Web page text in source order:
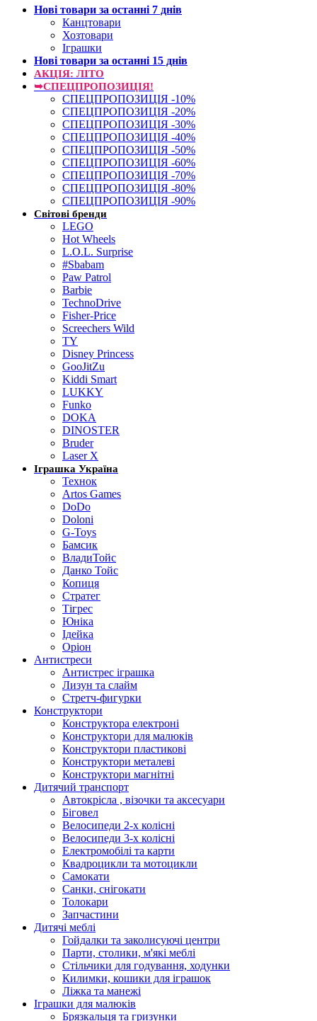
Нові товари за останнi 7 днiв
Канцтовари
Хозтовари
Іграшки
Нові товари за останнi 15 днiв
АКЦІЯ: ЛІТО
➥СПЕЦПРОПОЗИЦІЯ!
СПЕЦПРОПОЗИЦІЯ -10%
СПЕЦПРОПОЗИЦІЯ -20%
СПЕЦПРОПОЗИЦІЯ -30%
СПЕЦПРОПОЗИЦІЯ -40%
СПЕЦПРОПОЗИЦІЯ -50%
СПЕЦПРОПОЗИЦІЯ -60%
СПЕЦПРОПОЗИЦІЯ -70%
СПЕЦПРОПОЗИЦІЯ -80%
СПЕЦПРОПОЗИЦІЯ -90%
Світові бренди
LEGO
Hot Wheels
L.O.L. Surprise
#Sbabam
Paw Patrol
Barbie
TechnoDrive
Fisher-Price
Screechers Wild
TY
Disney Princess
GooJitZu
Kiddi Smart
LUKKY
Funko
DOKA
DINOSTER
Bruder
Laser X
Іграшка Україна
Технок
Artos Games
DoDo
Doloni
G-Toys
Бамсик
ВладиТойс
Данко Тойс
Копиця
Стратег
Тігрес
Юніка
Ідейка
Оріон
Антистреси
Антистрес іграшка
Лизун та слайм
Стретч-фигурки
Конструктори
Конструктора електроні
Конструктори для малюків
Конструктори пластикові
Конструктори металеві
Конструктори магнітні
Дитячий транспорт
Автокрісла , візочки та аксесуари
Біговел
Велосипеди 2-х колісні
Велосипеди 3-х колісні
Електромобілі та карти
Квадроцикли та мотоцикли
Самокати
Санки, снігокати
Толокари
Запчастини
Дитячі меблі
Гойдалки та заколисуючі центри
Парти, столики, м'які меблі
Стільчики для годування, ходунки
Килимки, кошики для іграшок
Ліжка та манежі
Іграшки для малюків
Брязкальця та гризунки